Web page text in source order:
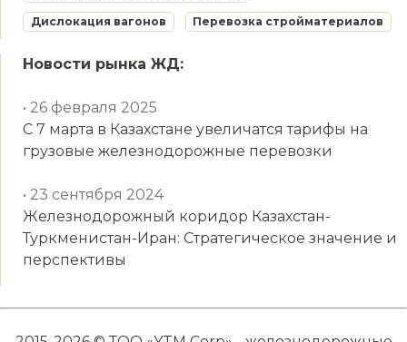
Дислокация вагонов Перевозка стройматериалов
Новости рынка ЖД:
• 26 февраля 2025
С 7 марта в Казахстане увеличатся тарифы на
грузовые железнодорожные перевозки
• 23 сентября 2024
Железнодорожный коридор Казахстан-
Туркменистан-Иран: Стратегическое значение и
перспективы